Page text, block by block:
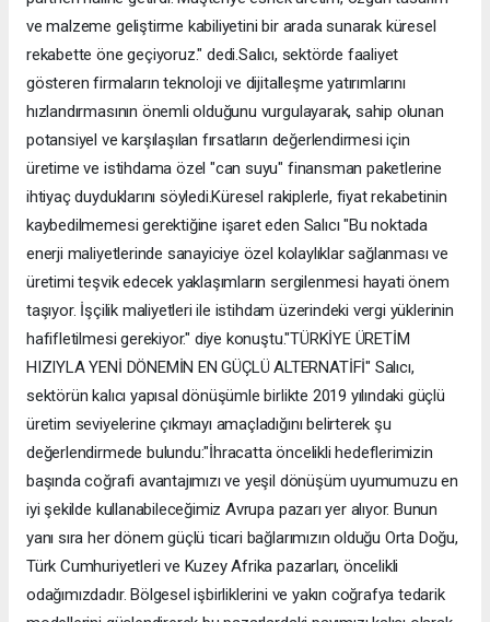
ve malzeme geliştirme kabiliyetini bir arada sunarak küresel
rekabette öne geçiyoruz." dedi.Salıcı, sektörde faaliyet
gösteren firmaların teknoloji ve dijitalleşme yatırımlarını
hızlandırmasının önemli olduğunu vurgulayarak, sahip olunan
potansiyel ve karşılaşılan fırsatların değerlendirmesi için
üretime ve istihdama özel "can suyu" finansman paketlerine
ihtiyaç duyduklarını söyledi.Küresel rakiplerle, fiyat rekabetinin
kaybedilmemesi gerektiğine işaret eden Salıcı "Bu noktada
enerji maliyetlerinde sanayiciye özel kolaylıklar sağlanması ve
üretimi teşvik edecek yaklaşımların sergilenmesi hayati önem
taşıyor. İşçilik maliyetleri ile istihdam üzerindeki vergi yüklerinin
hafifletilmesi gerekiyor." diye konuştu."TÜRKİYE ÜRETİM
HIZIYLA YENİ DÖNEMİN EN GÜÇLÜ ALTERNATİFİ" Salıcı,
sektörün kalıcı yapısal dönüşümle birlikte 2019 yılındaki güçlü
üretim seviyelerine çıkmayı amaçladığını belirterek şu
değerlendirmede bulundu:"İhracatta öncelikli hedeflerimizin
başında coğrafi avantajımızı ve yeşil dönüşüm uyumumuzu en
iyi şekilde kullanabileceğimiz Avrupa pazarı yer alıyor. Bunun
yanı sıra her dönem güçlü ticari bağlarımızın olduğu Orta Doğu,
Türk Cumhuriyetleri ve Kuzey Afrika pazarları, öncelikli
odağımızdadır. Bölgesel işbirliklerini ve yakın coğrafya tedarik